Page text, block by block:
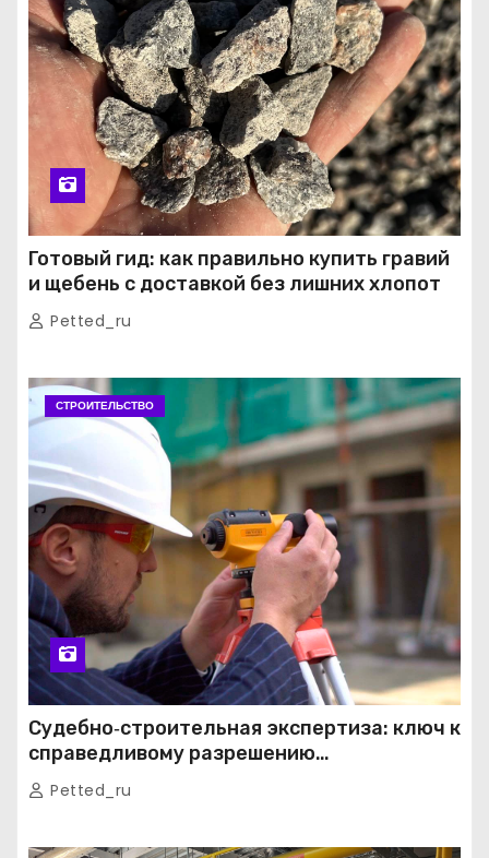
Готовый гид: как правильно купить гравий
и щебень с доставкой без лишних хлопот
Petted_ru
СТРОИТЕЛЬСТВО
Судебно‑строительная экспертиза: ключ к
справедливому разрешению
строительных споров
Petted_ru